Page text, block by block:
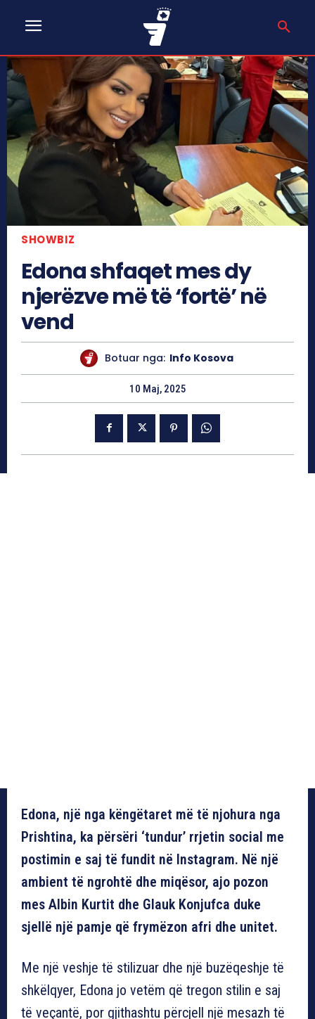
SHOWBIZ
Edona shfaqet mes dy
njerëzve më të ‘fortë’ në
vend
Botuar nga: Info Kosova
10 Maj, 2025
Edona, një nga këngëtaret më të njohura nga
Prishtina, ka përsëri ‘tundur’ rrjetin social me
postimin e saj të fundit në Instagram. Në një
ambient të ngrohtë dhe miqësor, ajo pozon
mes Albin Kurtit dhe Glauk Konjufca duke
sjellë një pamje që frymëzon afri dhe unitet.
Me një veshje të stilizuar dhe një buzëqeshje të
shkëlqyer, Edona jo vetëm që tregon stilin e saj
të veçantë, por gjithashtu përcjell një mesazh të